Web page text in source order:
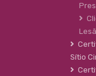
Sítio